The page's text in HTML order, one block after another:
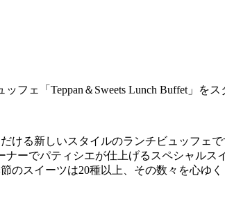
ェ「Teppan＆Sweets Lunch Buffet」をス
ける新しいスタイルのランチビュッフェで
ーでパティシエが仕上げるスペシャルス
スイーツは20種以上、その数々を心ゆく